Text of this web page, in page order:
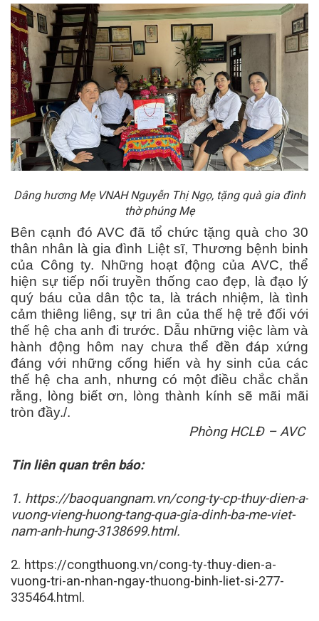
Dâng hương Mẹ VNAHNguyễn Thị Ngọ, tặng quà gia đình
thờ phúng Mẹ
Bên cạnh đó AVC đã tổ chức tặng quà cho 30
thân nhân là gia đình Liệt sĩ, Thương bệnh binh
của Công ty. Những hoạt động của AVC, thể
hiện sự tiếp nối truyền thống cao đẹp, là đạo lý
quý báu của dân tộc ta, là trách nhiệm, là tình
cảm thiêng liêng, sự tri ân của thế hệ trẻ đối với
thế hệ cha anh đi trước. Dẫu những việc làm và
hành động hôm nay chưa thể đền đáp xứng
đáng với những cống hiến và hy sinh của các
thế hệ cha anh, nhưng có một điều chắc chắn
rằng, lòng biết ơn, lòng thành kính sẽ mãi mãi
tròn đầy./.
Phòng HCLĐ – AVC
Tin liên quan trên báo:
1. https://baoquangnam.vn/cong-ty-cp-thuy-dien-a-
vuong-vieng-huong-tang-qua-gia-dinh-ba-me-viet-
nam-anh-hung-3138699.html.
2. https://congthuong.vn/cong-ty-thuy-dien-a-
vuong-tri-an-nhan-ngay-thuong-binh-liet-si-277-
335464.html.